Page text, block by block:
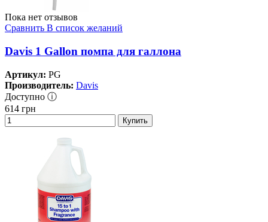
Пока нет отзывов
Сравнить В список желаний
Davis 1 Gallon помпа для галлона
Артикул: PG
Производитель: Davis
Доступно ⓘ
614 грн
Купить